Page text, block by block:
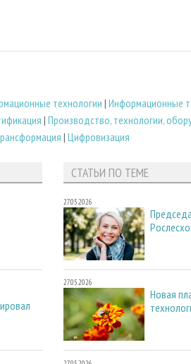
технологии| Информационные
| Производство, технологии,
| Цифровизация
СТАТЬИ ПО ТЕМЕ
27.05.2026
27.05.2026
Новая